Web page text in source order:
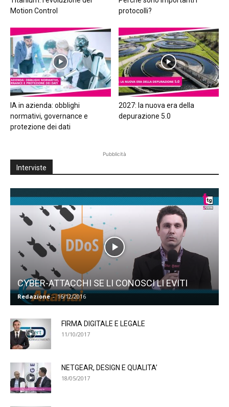
Motion Control
protocolli?
IA in azienda: obblighi
normativi, governance e
protezione dei dati
2027: la nuova era della
depurazione 5.0
Pubblicità
Interviste
CYBER-ATTACCHI SE LI CONOSCI LI EVITI
Redazione - 16/12/2016
FIRMA DIGITALE E LEGALE
11/10/2017
NETGEAR, DESIGN E QUALITA’
18/05/2017